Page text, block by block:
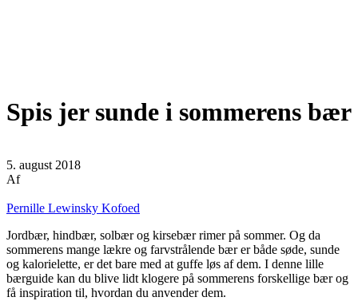
Spis jer sunde i sommerens bær
5. august 2018
Af
Pernille Lewinsky Kofoed
Jordbær, hindbær, solbær og kirsebær rimer på sommer. Og da
sommerens mange lækre og farvstrålende bær er både søde, sunde
og kalorielette, er det bare med at guffe løs af dem. I denne lille
bærguide kan du blive lidt klogere på sommerens forskellige bær og
få inspiration til, hvordan du anvender dem.